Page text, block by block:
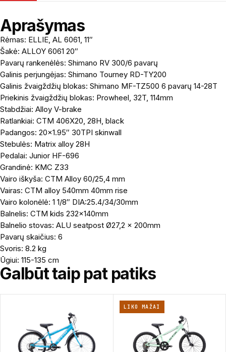
Aprašymas
Rėmas: ELLIE, AL 6061, 11″
Šakė: ALLOY 6061 20″
Pavarų rankenėlės: Shimano RV 300/6 pavarų
Galinis perjungėjas: Shimano Tourney RD-TY200
Galinis žvaigždžių blokas: Shimano MF-TZ500 6 pavarų 14-28T
Priekinis žvaigždžių blokas: Prowheel, 32T, 114mm
Stabdžiai: Alloy V-brake
Ratlankiai: CTM 406X20, 28H, black
Padangos: 20×1.95″ 30TPI skinwall
Stebulės: Matrix alloy 28H
Pedalai: Junior HF-696
Grandinė: KMC Z33
Vairo iškyša: CTM Alloy 60/25,4 mm
Vairas: CTM alloy 540mm 40mm rise
Vairo kolonėlė: 1 1/8″ DIA:25.4/34/30mm
Balnelis: CTM kids 232x140mm
Balnelio stovas: ALU seatpost Ø27,2 x 200mm
Pavarų skaičius: 6
Svoris: 8.2 kg
Ūgiui: 115-135 cm
Galbūt taip pat patiks
LIKO MAŽAI